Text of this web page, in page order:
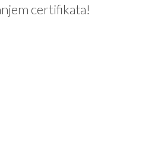
certifikata!